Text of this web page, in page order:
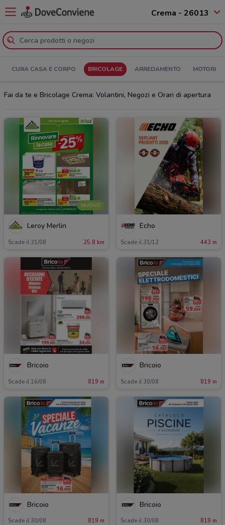
Crema - 26013
CURA CASA E CORPO BRICOLAGE ARREDAMENTO MOTORI
Fai da te e Bricolage Crema: Volantini, Negozi e Orari di apertura
NUOVO
Leroy Merlin
Scade il 31/08 25.8 km
Echo
Scade il 31/12 443 m
Bricoio
Scade il 16/08 819 m
Bricoio
Scade il 30/08 819 m
Bricoio
Scade il 30/08 819 m
Bricoio
Scade il 30/08 819 m